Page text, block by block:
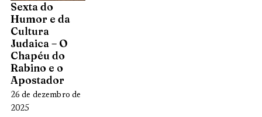
Sexta do
Humor e da
Cultura
Judaica – O
Chapéu do
Rabino e o
Apostador
26 de dezembro de
2025